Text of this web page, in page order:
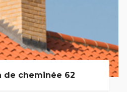
de cheminée 62